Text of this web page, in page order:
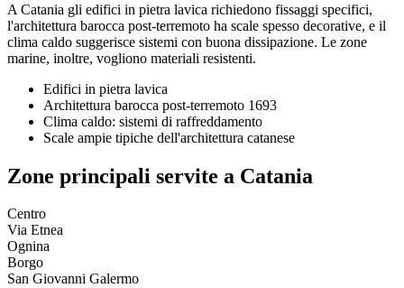
A Catania gli edifici in pietra lavica richiedono fissaggi specifici,
l'architettura barocca post-terremoto ha scale spesso decorative, e il
clima caldo suggerisce sistemi con buona dissipazione. Le zone
marine, inoltre, vogliono materiali resistenti.
Edifici in pietra lavica
Architettura barocca post-terremoto 1693
Clima caldo: sistemi di raffreddamento
Scale ampie tipiche dell'architettura catanese
Zone principali servite a Catania
Centro
Via Etnea
Ognina
Borgo
San Giovanni Galermo